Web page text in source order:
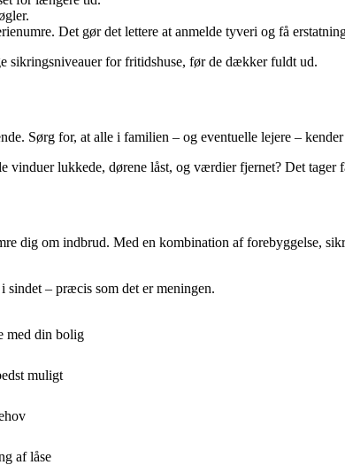
Det gør det lettere at anmelde tyveri og få
sikringsniveauer for fritidshuse, før de dækker fuldt ud.
Sørg for, at alle i familien – og eventuelle lejere –
vinduer lukkede, dørene låst, og værdier fjernet? Det tager
dig om indbrud. Med en kombination af forebyggelse,
sindet – præcis som det er meningen.
med din bolig
muligt
af låse